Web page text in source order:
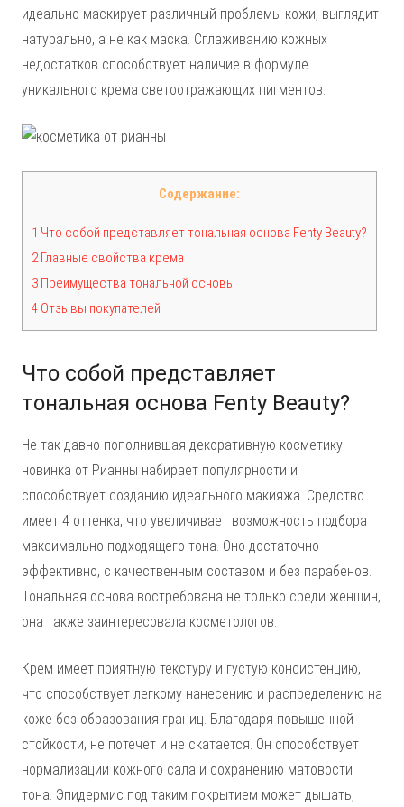
идеально маскирует различный проблемы кожи, выглядит
натурально, а не как маска. Сглаживанию кожных
недостатков способствует наличие в формуле
уникального крема светоотражающих пигментов.
Содержание:
1 Что собой представляет тональная основа Fenty Beauty?
2 Главные свойства крема
3 Преимущества тональной основы
4 Отзывы покупателей
Что собой представляет
тональная основа Fenty Beauty?
Не так давно пополнившая декоративную косметику
новинка от Рианны набирает популярности и
способствует созданию идеального макияжа. Средство
имеет 4 оттенка, что увеличивает возможность подбора
максимально подходящего тона. Оно достаточно
эффективно, с качественным составом и без парабенов.
Тональная основа востребована не только среди женщин,
она также заинтересовала косметологов.
Крем имеет приятную текстуру и густую консистенцию,
что способствует легкому нанесению и распределению на
коже без образования границ. Благодаря повышенной
стойкости, не потечет и не скатается. Он способствует
нормализации кожного сала и сохранению матовости
тона. Эпидермис под таким покрытием может дышать,